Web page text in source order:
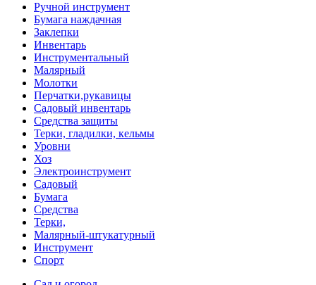
Ручной инструмент
Бумага наждачная
Заклепки
Инвентарь
Инструментальный
Малярный
Молотки
Перчатки,рукавицы
Садовый инвентарь
Средства защиты
Терки, гладилки, кельмы
Уровни
Хоз
Электроинструмент
Садовый
Бумага
Средства
Терки,
Малярный-штукатурный
Инструмент
Спорт